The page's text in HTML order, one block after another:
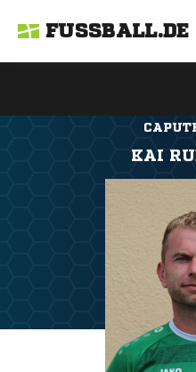
FUSSBALL.DE
KAI